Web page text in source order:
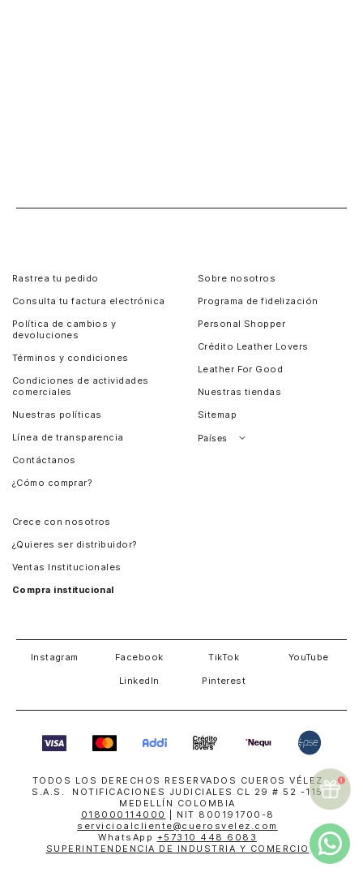
Rastrea tu pedido
Consulta tu factura electrónica
Política de cambios y
devoluciones
Términos y condiciones
Condiciones de actividades
comerciales
Nuestras políticas
Línea de transparencia
Contáctanos
¿Cómo comprar?
Sobre nosotros
Programa de fidelización
Personal Shopper
Crédito Leather Lovers
Leather For Good
Nuestras tiendas
Sitemap
Países
Crece con nosotros
¿Quieres ser distribuidor?
Ventas Institucionales
Compra institucional
Instagram Facebook TikTok YouTube
LinkedIn Pinterest
TODOS LOS DERECHOS RESERVADOS CUEROS VÉLEZ
S.A.S. NOTIFICACIONES JUDICIALES CL 29 # 52 -115
MEDELLÍN COLOMBIA
018000114000
| NIT 800191700-8
servicioalcliente@cuerosvelez.com
WhatsApp +57310 448 6083
SUPERINTENDENCIA DE INDUSTRIA Y COMERCIO